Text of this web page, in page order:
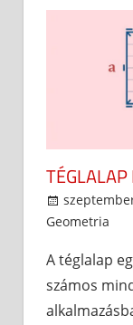
TÉGLALAP
Geometria
A téglalap
számos